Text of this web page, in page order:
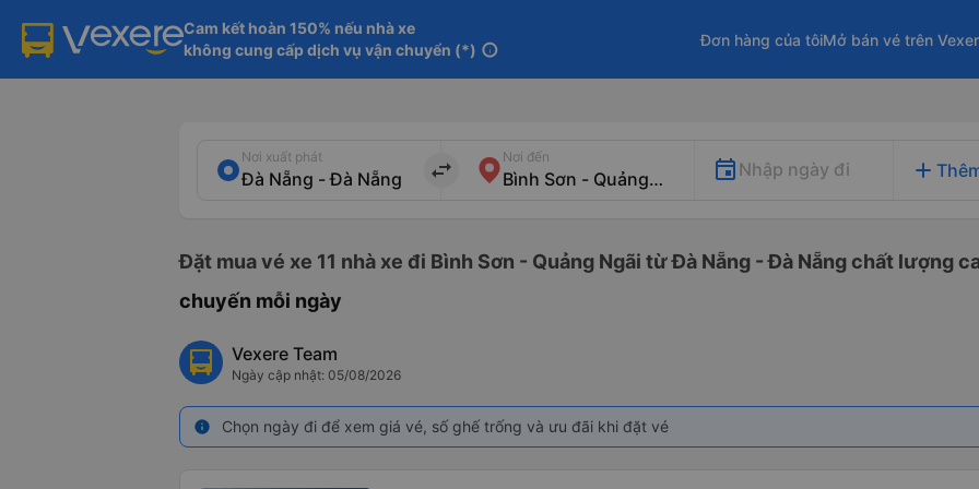
Cam kết hoàn 150% nếu nhà xe
không cung cấp dịch vụ vận chuyển (*) info
Đơn hàng của tôiMở bán vé trên
Nơi xuất phát
import_export
Nơi đến
Nhập ngày đi add
Đặt mua vé xe 11 nhà xe đi Bình Sơn - Quảng Ngãi từ Đà Nẵng - Đà Nẵng chất lượng
chuyến mỗi ngày
Vexere Team
Ngày cập nhật: 05/08/2026
info Chọn ngày đi để xem giá vé, số ghế trống và ưu đãi khi đặt vé